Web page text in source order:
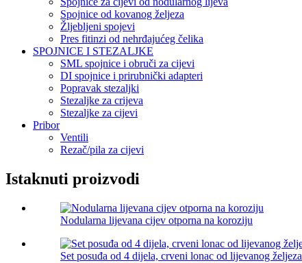
Spojnice od kovanog željeza
Žljebljeni spojevi
Pres fitinzi od nehrđajućeg čelika
SPOJNICE I STEZALJKE
SML spojnice i obruči za cijevi
DI spojnice i prirubnički adapteri
Popravak stezaljki
Stezaljke za crijeva
Stezaljke za cijevi
Pribor
Ventili
Rezač/pila za cijevi
Istaknuti proizvodi
Nodularna lijevana cijev otporna na koroziju
Set posuđa od 4 dijela, crveni lonac od lijevanog željeza